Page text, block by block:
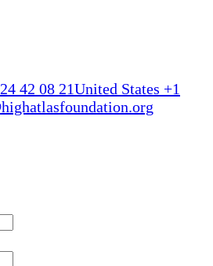
42 08 21United States +1